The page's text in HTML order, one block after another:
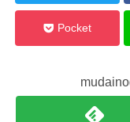
Pocket